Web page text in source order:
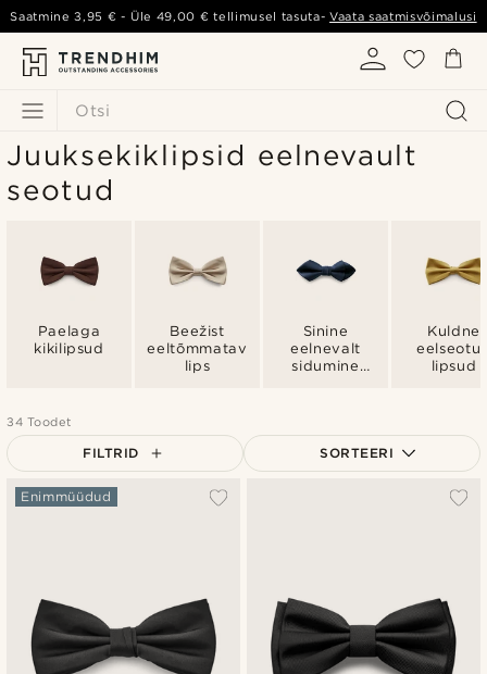
Otsi
Saatmine3,95 € - Üle 49,00 € tellimusel tasuta-Vaata saatmisvõimalusi
Juuksekiklipsid eelnevault
seotud
Paelaga
kikilipsud
Beežist
eeltõmmatav
lips
Sinine
eelnevalt
sidumine
Kuldne
lipsud
34 Toodet
FILTRID SORTEERI
Enimmüüdud